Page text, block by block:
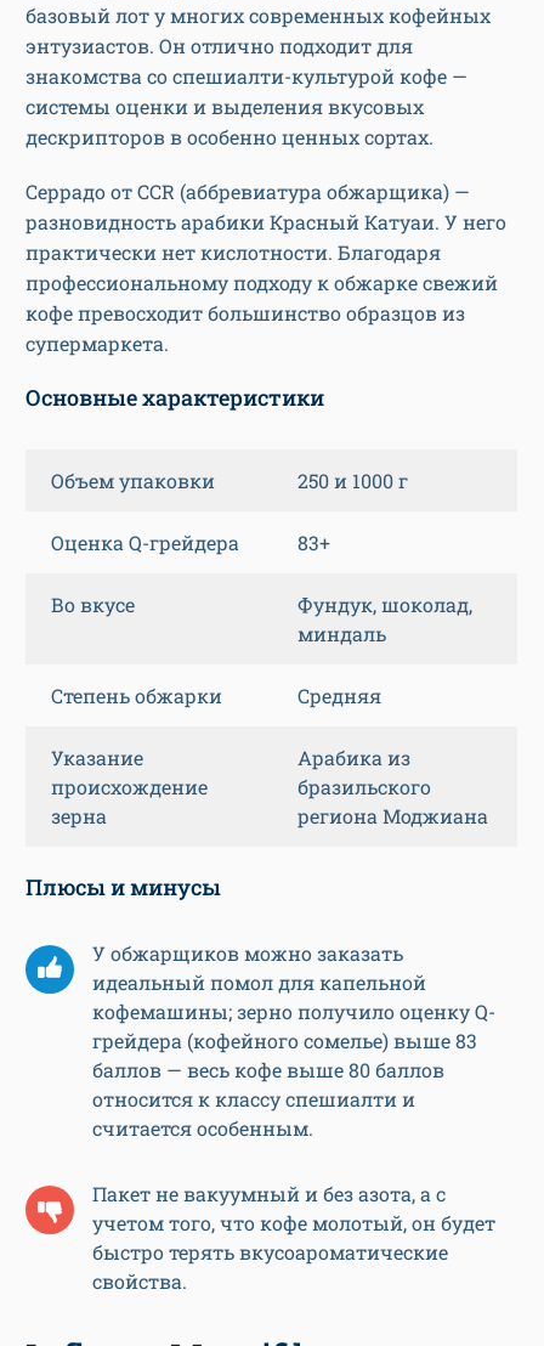
базовый лот у многих современных кофейных
энтузиастов. Он отлично подходит для
знакомства со спешиалти-культурой кофе —
системы оценки и выделения вкусовых
дескрипторов в особенно ценных сортах.
Серрадо от CCR (аббревиатура обжарщика) —
разновидность арабики Красный Катуаи. У него
практически нет кислотности. Благодаря
профессиональному подходу к обжарке свежий
кофе превосходит большинство образцов из
супермаркета.
Основные характеристики
Объем упаковки 250 и 1000 г
Оценка Q-грейдера 83+
Во вкусе
Фундук, шоколад,
миндаль
Степень обжарки Средняя
Указание
происхождение
зерна
Арабика из
бразильского
региона Моджиана
Плюсы и минусы
У обжарщиков можно заказать
идеальный помол для капельной
кофемашины; зерно получило оценку Q-
грейдера (кофейного сомелье) выше 83
баллов — весь кофе выше 80 баллов
относится к классу спешиалти и
считается особенным.
Пакет не вакуумный и без азота, а с
учетом того, что кофе молотый, он будет
быстро терять вкусоароматические
свойства.